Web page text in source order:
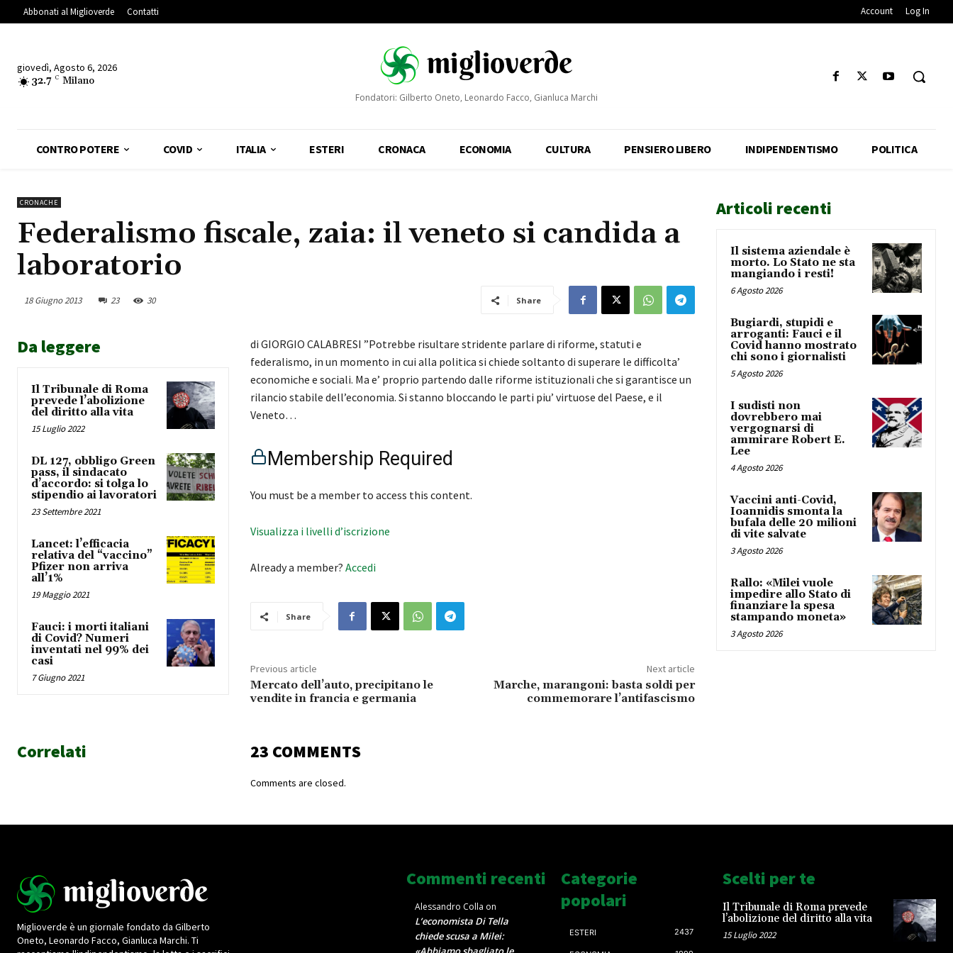
Abbonati al Miglioverde Contatti Account Log In
giovedì, Agosto 6, 2026
32.7 C Milano
Fondatori: Gilberto Oneto, Leonardo Facco, Gianluca Marchi
CONTRO POTERE COVID ITALIA ESTERI CRONACA ECONOMIA CULTURA PENSIERO LIBERO INDIPENDENTISMO POLITICA
CRONACHE
Federalismo fiscale, zaia: il veneto si candida a
laboratorio
18 Giugno 2013 23 30 Share
Da leggere
Il Tribunale di Roma
prevede l’abolizione
del diritto alla vita
15 Luglio 2022
DL 127, obbligo Green
pass, il sindacato
d’accordo: si tolga lo
stipendio ai lavoratori
23 Settembre 2021
Lancet: l’efficacia
relativa del “vaccino”
Pfizer non arriva
all’1%
19 Maggio 2021
Fauci: i morti italiani
di Covid? Numeri
inventati nel 99% dei
casi
7 Giugno 2021
di GIORGIO CALABRESI ”Potrebbe risultare stridente parlare di riforme, statuti e
federalismo, in un momento in cui alla politica si chiede soltanto di superare le difficolta’
economiche e sociali. Ma e’ proprio partendo dalle riforme istituzionali che si garantisce un
rilancio stabile dell’economia. Si stanno bloccando le parti piu’ virtuose del Paese, e il
Veneto…
Membership Required
You must be a member to access this content.
Visualizza i livelli d’iscrizione
Already a member? Accedi
Share
Previous article
Mercato dell’auto, precipitano le
vendite in francia e germania
Next article
Marche, marangoni: basta soldi per
commemorare l’antifascismo
Correlati 23 COMMENTS
Comments are closed.
Articoli recenti
Il sistema aziendale è
morto. Lo Stato ne sta
mangiando i resti!
6 Agosto 2026
Bugiardi, stupidi e
arroganti: Fauci e il
Covid hanno mostrato
chi sono i giornalisti
5 Agosto 2026
I sudisti non
dovrebbero mai
vergognarsi di
ammirare Robert E.
Lee
4 Agosto 2026
Vaccini anti-Covid,
Ioannidis smonta la
bufala delle 20 milioni
di vite salvate
3 Agosto 2026
Rallo: «Milei vuole
impedire allo Stato di
finanziare la spesa
stampando moneta»
3 Agosto 2026
Miglioverde è un giornale fondato da Gilberto
Oneto, Leonardo Facco, Gianluca Marchi. Ti
Commenti recenti
Alessandro Colla on
L’economista Di Tella
chiede scusa a Milei:
Categorie
popolari
ESTERI 2437
Scelti per te
Il Tribunale di Roma prevede
l’abolizione del diritto alla vita
15 Luglio 2022